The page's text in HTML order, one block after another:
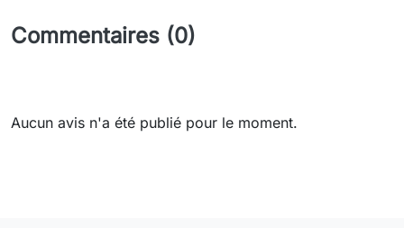
Commentaires (0)
Aucun avis n'a été publié pour le moment.